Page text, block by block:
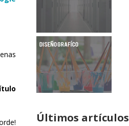
Últimos artículos